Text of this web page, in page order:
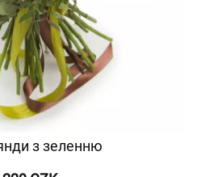
з зеленню